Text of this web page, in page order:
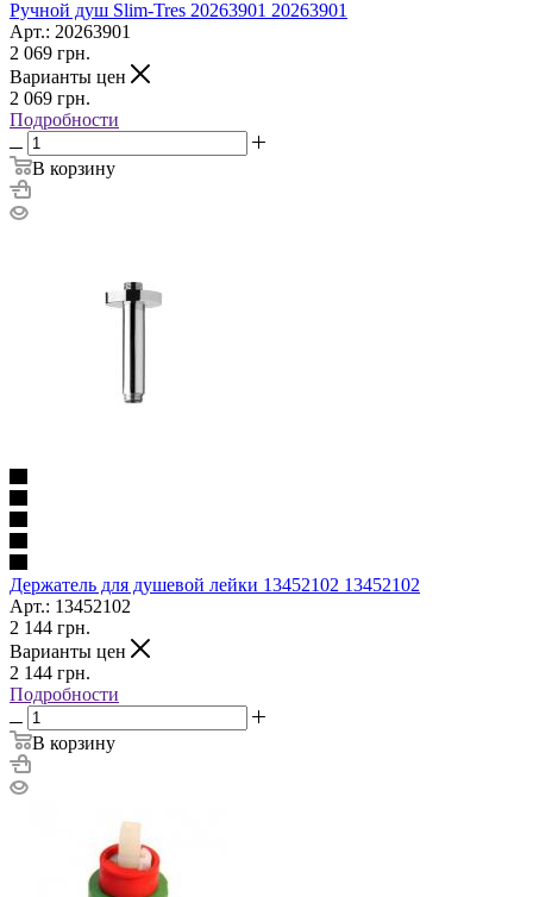
Ручной душ Slim-Tres 20263901 20263901
Арт.: 20263901
2 069 грн.
Варианты цен
2 069 грн.
Подробности
В корзину
Держатель для душевой лейки 13452102 13452102
Арт.: 13452102
2 144 грн.
Варианты цен
2 144 грн.
Подробности
В корзину